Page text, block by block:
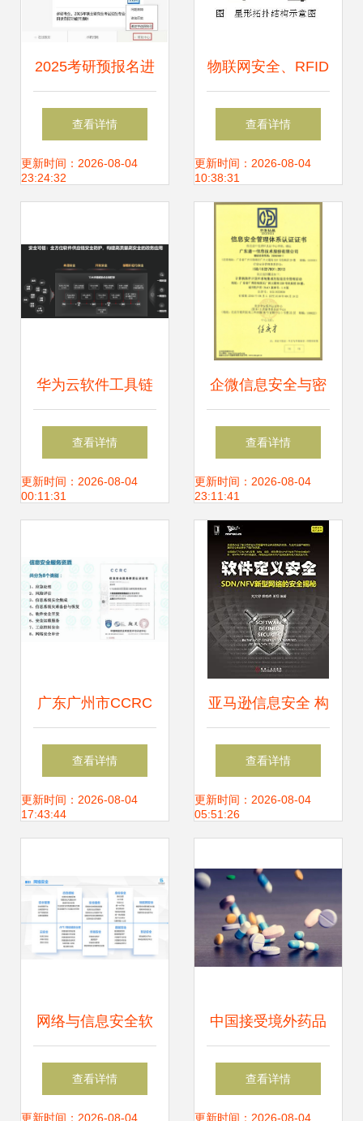
2025考研预报名进
行中 这11个事项与
网络信息安全软件
注点
查看详情
更新时间：2026-08-04
23:24:32
物联网安全、RFID
原理与网络信息安
全技术详解
查看详情
更新时间：2026-08-04
10:38:31
华为云软件工具链
筑牢数字政府研发
新基，赋能网络信
查看详情
更新时间：2026-08-04
00:11:31
企微信息安全与密
码管理——筑牢企
业数字资产防护墙
查看详情
更新时间：2026-08-04
23:11:41
广东广州市CCRC
信息安全服务资质
网络与信息安全软
查看详情
更新时间：2026-08-04
17:43:44
亚马逊信息安全 构
筑坚不可摧的云上
安全防线
查看详情
更新时间：2026-08-04
05:51:26
网络与信息安全软
件开发 构筑数字防
查看详情
更新时间：2026-08-04
中国接受境外药品
临床试验数据 网络
查看详情
更新时间：2026-08-04